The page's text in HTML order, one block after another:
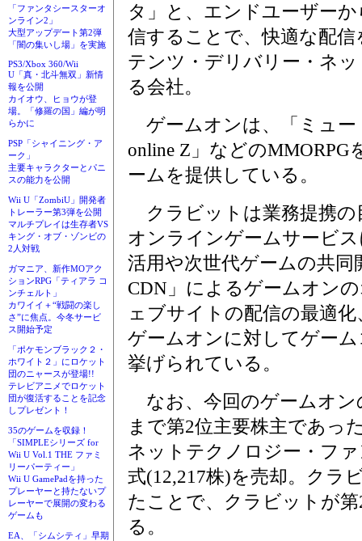
「ファンタシースターオ
ンライン2」
大型アップデート第2弾
「闇の集いし場」を実施
PS3/Xbox 360/Wii
U「真・北斗無双」新情
報を公開
カイオウ、ヒョウが登
場。「修羅の国」編が明
らかに
PSP「シャイニング・ア
ーク」
主要キャラクターとパニ
スの能力を公開
Wii U「ZombiU」開発者
トレーラー第3弾を公開
マルチプレイは生存者VS
キング・オブ・ゾンビの
2人対戦
ガマニア、新作MOアク
ションRPG「ティアラ コ
ンチェルト」
カワイイ＋“戦闘の楽し
さ”に焦点。今冬サービ
ス開始予定
「ポケモンブラック２・
ホワイト２」にロケット
団のニャースが登場!!
テレビアニメでロケット
団が復活することを記念
しプレゼント！
35のゲームを収録！
「SIMPLEシリーズ for
Wii U Vol.1 THE ファミ
リーパーティー」
Wii U GamePadを持った
プレーヤーと持たないプ
レーヤーで展開の変わる
ゲームも
EA、「シムシティ」早期
タ」と、エンドユーザー
信することで、快適な配
テンツ・デリバリー・ネ
る会社。
ゲームオンは、「ミュー
online Z」などの
ームを提供している。
クラビットは業務提携の
オンラインゲームサービ
活用や次世代ゲームの共
CDN」によるゲームオン
ェブサイトの配信の最適
ゲームオンに対してゲー
挙げられている。
なお、今回のゲームオン
まで第2位主要株主であっ
ネットテクノロジー・フ
式(12,217株)を売却。クラ
たことで、クラビットが
る。